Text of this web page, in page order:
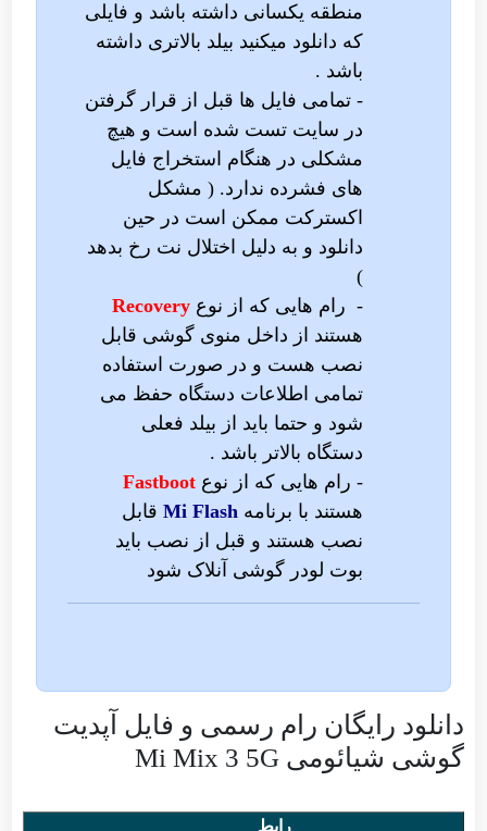
منطقه یکسانی داشته باشد و فایلی
که دانلود میکنید بیلد بالاتری داشته
باشد .
- تمامی فایل ها قبل از قرار گرفتن
در سایت تست شده است و هیچ
مشکلی در هنگام استخراج فایل
های فشرده ندارد. ( مشکل
اکسترکت ممکن است در حین
دانلود و به دلیل اختلال نت رخ بدهد
)
- رام هایی که از نوعRecovery
هستند از داخل منوی گوشی قابل
نصب هست و در صورت استفاده
تمامی اطلاعات دستگاه حفظ می
شود و حتما باید از بیلد فعلی
دستگاه بالاتر باشد .
- رام هایی که از نوعFastboot
هستند با برنامهMi Flash قابل
نصب هستند و قبل از نصب باید
بوت لودر گوشی آنلاک شود
دانلود رایگان رام رسمی و فایل آپدیت
گوشی شیائومی Mi Mix 3 5G
رابط